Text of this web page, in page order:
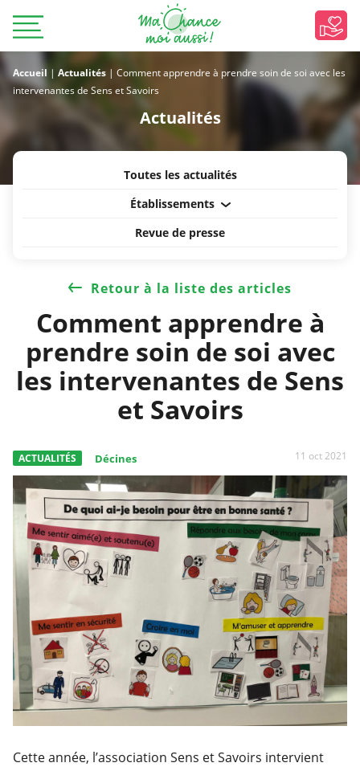
Accueil | Actualités | Comment apprendre à prendre soin de soi avec les
intervenantes de Sens et Savoirs
Actualités
Toutes les actualités
Établissements
Revue de presse
Retour à la liste des articles
Comment apprendre à
prendre soin de soi avec
les intervenantes de Sens
et Savoirs
ACTUALITÉS Décines 11 oct 2021
Cette année, l’association Sens et Savoirs intervient